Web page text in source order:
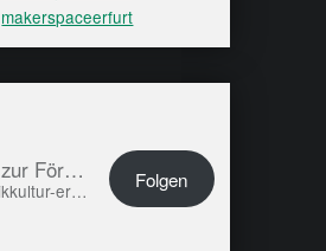
makerspaceerfurt
Verein zur Förderung von Technikkultur in Erfurt e.V.
@technikkultur-erfurt.de@technikkultur-erfurt.de Folgen